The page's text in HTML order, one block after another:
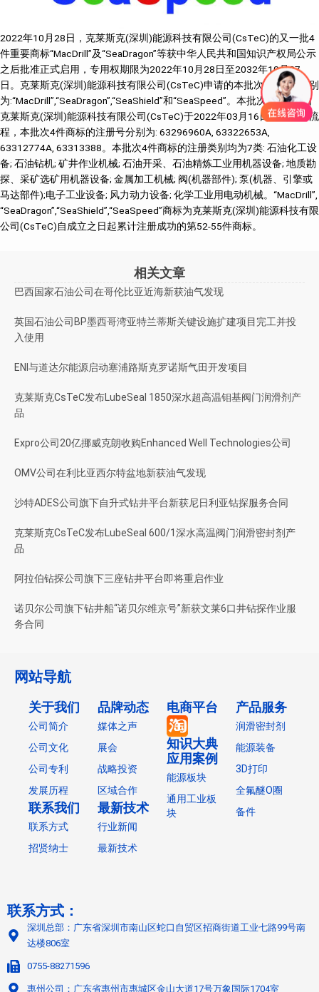
2022年10月28日，克莱斯克(深圳)能源科技有限公司(CsTeC)的又一批4
件重要商标“MacDrill”及“SeaDragon”等获中华人民共和国知识产权局公示
之后批准正式启用，专用权期限为2022年10月28日至2032年10月27
日。克莱斯克(深圳)能源科技有限公司(CsTeC)申请的本批次4件商标分别
为:“MacDrill”,“SeaDragon”,“SeaShield”和“SeaSpeed”。本批次4件商标由
克莱斯克(深圳)能源科技有限公司(CsTeC)于2022年03月16日启动申请流
程，本批次4件商标的注册号分别为: 63296960A, 63322653A,
63312774A, 63313388。本批次4件商标的注册类别均为7类: 石油化工设
备; 石油钻机; 矿井作业机械; 石油开采、石油精炼工业用机器设备; 地质勘
探、采矿选矿用机器设备; 金属加工机械; 阀(机器部件); 泵(机器、引擎或
马达部件);电子工业设备; 风力动力设备; 化学工业用电动机械。“MacDrill”,
“SeaDragon”,“SeaShield”,“SeaSpeed”商标为克莱斯克(深圳)能源科技有限
公司(CsTeC)自成立之日起累计注册成功的第52-55件商标。
相关文章
巴西国家石油公司在哥伦比亚近海新获油气发现
英国石油公司BP墨西哥湾亚特兰蒂斯关键设施扩建项目完工并投
入使用
ENI与道达尔能源启动塞浦路斯克罗诺斯气田开发项目
克莱斯克CsTeC发布LubeSeal 1850深水超高温钼基阀门润滑剂产
品
Expro公司20亿挪威克朗收购Enhanced Well Technologies公司
OMV公司在利比亚西尔特盆地新获油气发现
沙特ADES公司旗下自升式钻井平台新获尼日利亚钻探服务合同
克莱斯克CsTeC发布LubeSeal 600/1深水高温阀门润滑密封剂产
品
阿拉伯钻探公司旗下三座钻井平台即将重启作业
诺贝尔公司旗下钻井船“诺贝尔维京号”新获文莱6口井钻探作业服
务合同
网站导航
关于我们
公司简介
公司文化
公司专利
发展历程
联系我们
联系方式
招贤纳士
品牌动态
媒体之声
展会
战略投资
区域合作
最新技术
行业新闻
最新技术
电商平台
知识大典
应用案例
能源板块
通用工业板
块
产品服务
润滑密封剂
能源装备
3D打印
全氟醚O圈
备件
联系方式：
深圳总部：广东省深圳市南山区蛇口自贸区招商街道工业七路99号南
达楼806室
0755-88271596
惠州公司：广东省惠州市惠城区金山大道17号万象国际1704室